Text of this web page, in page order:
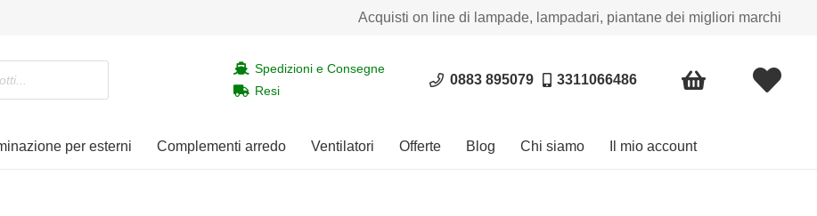
Acquisti on line di lampade, lampadari, piantane dei migliori marchi
Spedizioni e Consegne
Resi
0883 895079 3311066486
per esterni Complementi arredo Ventilatori Offerte Blog Chi siamo Il mio account